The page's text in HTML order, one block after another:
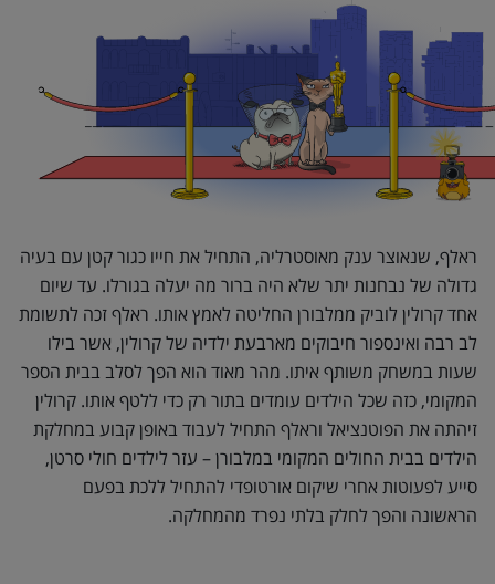
ראלף, שנאוצר ענק מאוסטרליה, התחיל את חייו כגור קטן עם בעיה
גדולה של נבחנות יתר שלא היה ברור מה יעלה בגורלו. עד שיום
אחד קרולין לוביק ממלבורן החליטה לאמץ אותו. ראלף זכה לתשומת
לב רבה ואינספור חיבוקים מארבעת ילדיה של קרולין, אשר בילו
שעות במשחק משותף איתו. מהר מאוד הוא הפך לסלב בבית הספר
המקומי, כזה שכל הילדים עומדים בתור רק כדי ללטף אותו. קרולין
זיהתה את הפוטנציאל וראלף התחיל לעבוד באופן קבוע במחלקת
הילדים בבית החולים המקומי במלבורן – עזר לילדים חולי סרטן,
סייע לפעוטות אחרי שיקום אורטופדי להתחיל ללכת בפעם
הראשונה והפך לחלק בלתי נפרד מהמחלקה.